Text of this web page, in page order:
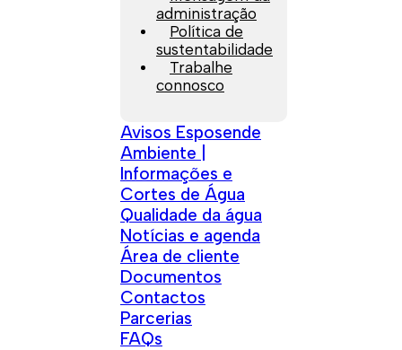
administração
Política de
sustentabilidade
Trabalhe
connosco
Avisos Esposende
Ambiente |
Informações e
Cortes de Água
Qualidade da água
Notícias e agenda
Área de cliente
Documentos
Contactos
Parcerias
FAQs